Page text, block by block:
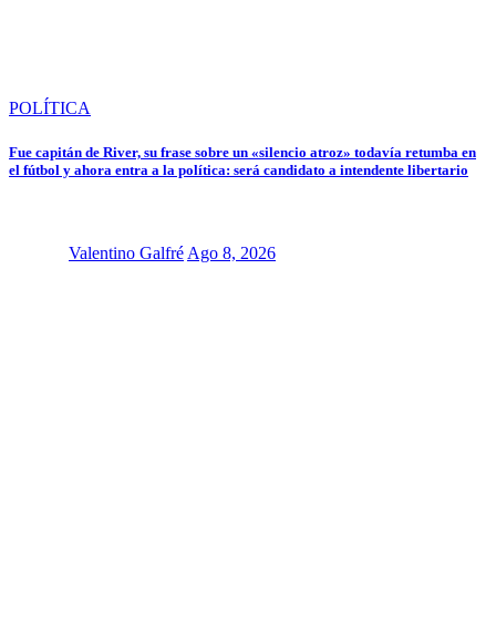
POLÍTICA
Fue capitán de River, su frase sobre un «silencio atroz» todavía retumba en
el fútbol y ahora entra a la política: será candidato a intendente libertario
Valentino Galfré Ago 8, 2026